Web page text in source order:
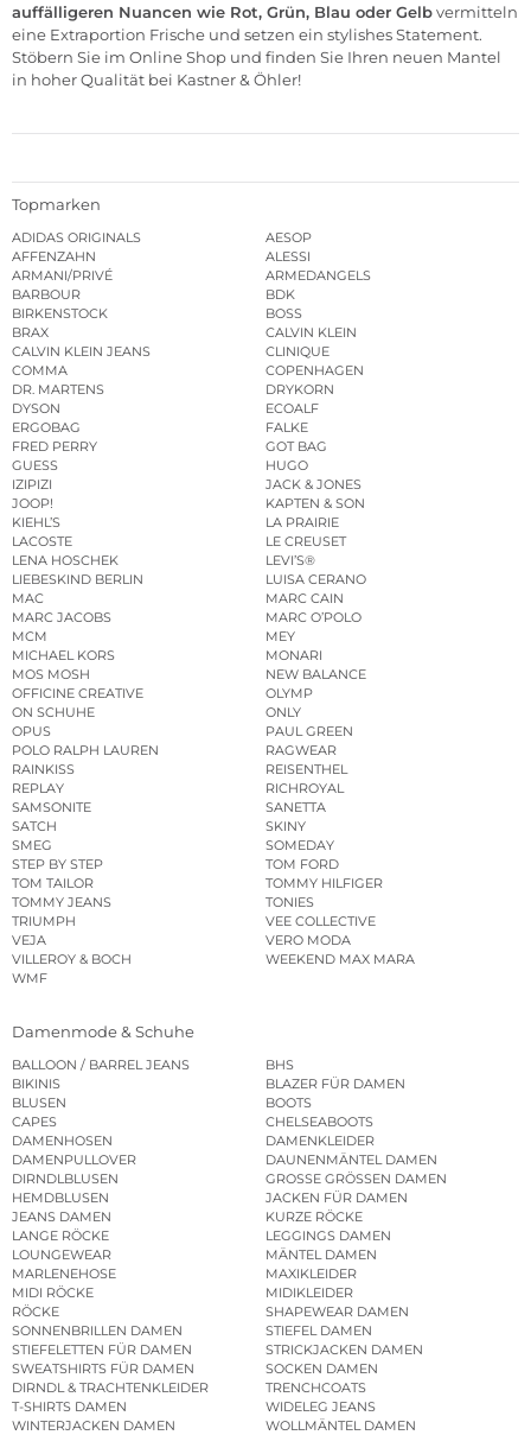
auffälligeren Nuancen wie Rot, Grün, Blau oder Gelbvermitteln
eine Extraportion Frische und setzen ein stylishes Statement.
Stöbern Sie im Online Shop und finden Sie Ihren neuen Mantel
in hoher Qualität bei Kastner & Öhler!
Topmarken
ADIDAS ORIGINALS
AESOP
AFFENZAHN
ALESSI
ARMANI/PRIVÉ
ARMEDANGELS
BARBOUR
BDK
BIRKENSTOCK
BOSS
BRAX
CALVIN KLEIN
CALVIN KLEIN JEANS
CLINIQUE
COMMA
COPENHAGEN
DR. MARTENS
DRYKORN
DYSON
ECOALF
ERGOBAG
FALKE
FRED PERRY
GOT BAG
GUESS
HUGO
IZIPIZI
JACK & JONES
JOOP!
KAPTEN & SON
KIEHL’S
LA PRAIRIE
LACOSTE
LE CREUSET
LENA HOSCHEK
LEVI’S®
LIEBESKIND BERLIN
LUISA CERANO
MAC
MARC CAIN
MARC JACOBS
MARC O’POLO
MCM
MEY
MICHAEL KORS
MONARI
MOS MOSH
NEW BALANCE
OFFICINE CREATIVE
OLYMP
ON SCHUHE
ONLY
OPUS
PAUL GREEN
POLO RALPH LAUREN
RAGWEAR
RAINKISS
REISENTHEL
REPLAY
RICHROYAL
SAMSONITE
SANETTA
SATCH
SKINY
SMEG
SOMEDAY
STEP BY STEP
TOM FORD
TOM TAILOR
TOMMY HILFIGER
TOMMY JEANS
TONIES
TRIUMPH
VEE COLLECTIVE
VEJA
VERO MODA
VILLEROY & BOCH
WEEKEND MAX MARA
WMF
Damenmode & Schuhe
BALLOON / BARREL JEANS
BHS
BIKINIS
BLAZER FÜR DAMEN
BLUSEN
BOOTS
CAPES
CHELSEABOOTS
DAMENHOSEN
DAMENKLEIDER
DAMENPULLOVER
DAUNENMÄNTEL DAMEN
DIRNDLBLUSEN
GROSSE GRÖSSEN DAMEN
HEMDBLUSEN
JACKEN FÜR DAMEN
JEANS DAMEN
KURZE RÖCKE
LANGE RÖCKE
LEGGINGS DAMEN
LOUNGEWEAR
MÄNTEL DAMEN
MARLENEHOSE
MAXIKLEIDER
MIDI RÖCKE
MIDIKLEIDER
RÖCKE
SHAPEWEAR DAMEN
SONNENBRILLEN DAMEN
STIEFEL DAMEN
STIEFELETTEN FÜR DAMEN
STRICKJACKEN DAMEN
SWEATSHIRTS FÜR DAMEN
SOCKEN DAMEN
DIRNDL & TRACHTENKLEIDER
TRENCHCOATS
T-SHIRTS DAMEN
WIDELEG JEANS
WINTERJACKEN DAMEN
WOLLMÄNTEL DAMEN